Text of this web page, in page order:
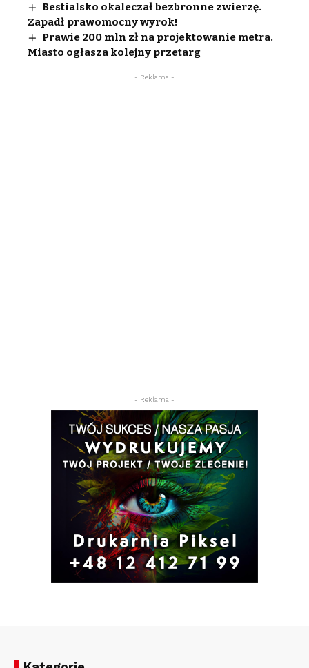
Bestialsko okaleczał bezbronne zwierzę.
Zapadł prawomocny wyrok!
Prawie 200 mln zł na projektowanie metra.
Miasto ogłasza kolejny przetarg
- Reklama -
- Reklama -